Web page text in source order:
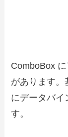
ComboBox
があります。
にデータバイ
す。